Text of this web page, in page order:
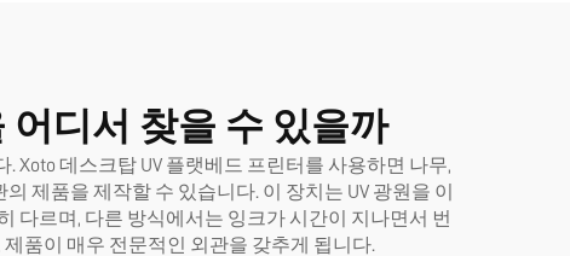
어디서 찾을 수 있을까
Xoto 데스크탑 UV 플랫베드 프린터를 사용하면 나무,
제품을 제작할 수 있습니다. 이 장치는 UV 광원을 이
다르며, 다른 방식에서는 잉크가 시간이 지나면서 번
품이 매우 전문적인 외관을 갖추게 됩니다.